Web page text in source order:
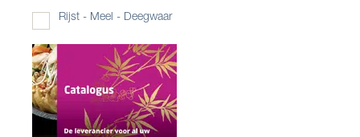
Rijst - Meel - Deegwaar